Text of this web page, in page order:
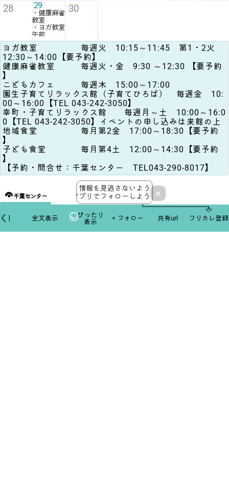
×
情報を見逃さないよう
アプリでフォローしよう！
千葉センター
フリカレ登録
共有url
＋フォロー
ぴったり
表示
全文表示
日
28 29
・健康麻雀
教室
・ヨガ教室
午前
30
ヨガ教室 毎週火 10:15～11:45 第1・2火
12:30～14:00【要予約】
健康麻雀教室 毎週火・金 9:30 ～12:30 【要予約
】
こどもカフェ 毎週木 15:00～17:00
園生子育てリラックス館（子育てひろば） 毎週金 10:
00～16:00【TEL 043-242-3050】
幸町・子育てリラックス館 毎週月～土 10:00～16:0
0【TEL 043-242-3050】イベントの申し込みは来館の上
地域食堂 毎月第2金 17:00～18:30【要予約
】
子ども食堂 毎月第4土 12:00～14:30【要予約
】
【予約・問合せ：千葉センター TEL043-290-8017】